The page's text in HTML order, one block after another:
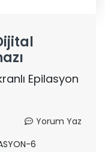
Epilasyon
Yorum Yaz
6